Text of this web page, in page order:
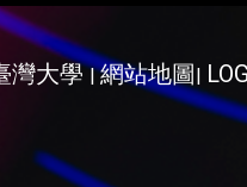
灣大學|網站地圖|